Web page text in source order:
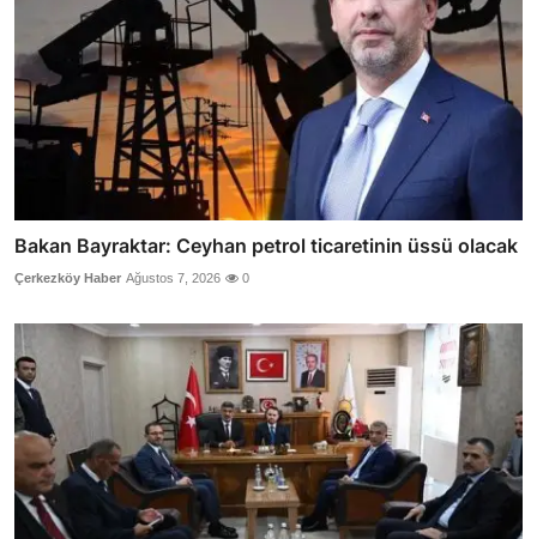
Bakan Bayraktar: Ceyhan petrol ticaretinin üssü olacak
Çerkezköy Haber Ağustos 7, 2026 0